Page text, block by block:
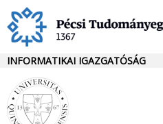
Ugrás
tartalomra
INFORMATIKAI IGAZGATÓSÁG